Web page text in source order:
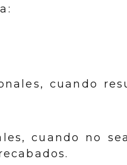
cuando
cuando no